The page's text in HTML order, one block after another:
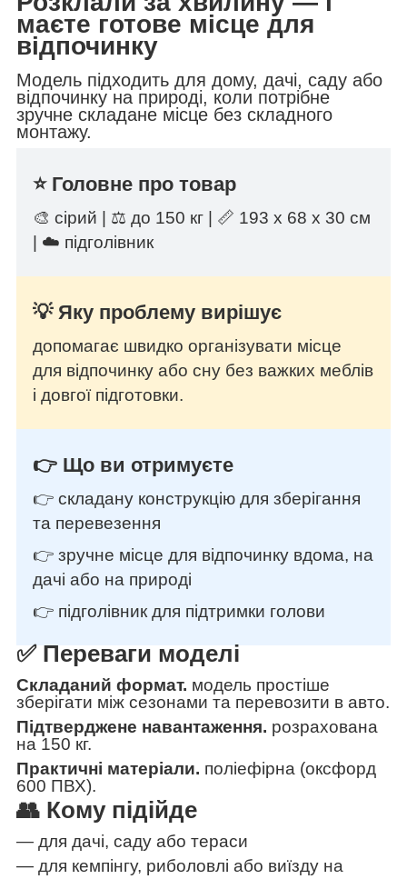
маєте готове місце для
відпочинку
Модель підходить для дому, дачі, саду або
відпочинку на природі, коли потрібне
зручне складане місце без складного
монтажу.
⭐ Головне про товар
🎨 сірий | ⚖️ до 150 кг | 📏 193 х 68 х 30 см
| ☁️ підголівник
💡 Яку проблему вирішує
допомагає швидко організувати місце
для відпочинку або сну без важких меблів
і довгої підготовки.
👉 Що ви отримуєте
👉 складану конструкцію для зберігання
та перевезення
👉 зручне місце для відпочинку вдома, на
дачі або на природі
👉 підголівник для підтримки голови
✅ Переваги моделі
Складаний формат. модель простіше
зберігати між сезонами та перевозити в авто.
Підтверджене навантаження. розрахована
на 150 кг.
Практичні матеріали. поліефірна (оксфорд
600 ПВХ).
👥 Кому підійде
— для дачі, саду або тераси
— для кемпінгу, риболовлі або виїзду на